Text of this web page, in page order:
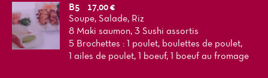
B5
17,00 €
Soupe, Salade, Riz
8 Maki saumon, 3 Sushi assortis
5 Brochettes : 1 poulet, boulettes de poulet,
1 ailes de poulet, 1 boeuf, 1 boeuf au fromage